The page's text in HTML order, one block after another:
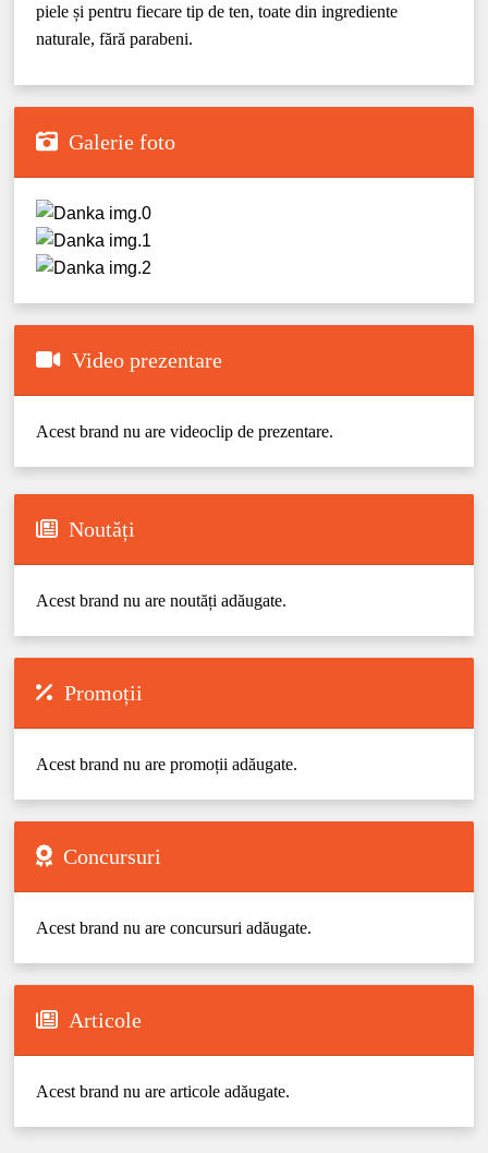
piele și pentru fiecare tip de ten, toate din ingrediente
naturale, fără parabeni.
Galerie foto
Video prezentare
Acest brand nu are videoclip de prezentare.
Noutăți
Acest brand nu are noutăți adăugate.
Promoții
Acest brand nu are promoții adăugate.
Concursuri
Acest brand nu are concursuri adăugate.
Articole
Acest brand nu are articole adăugate.